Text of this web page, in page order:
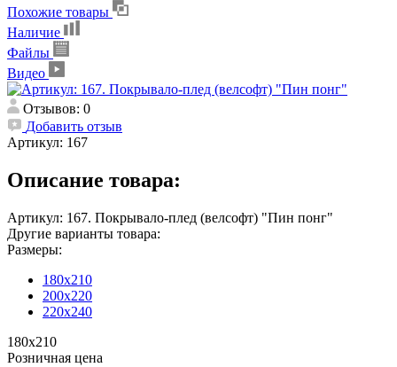
Похожие товары
Наличие
Файлы
Видео
Отзывов: 0
Добавить отзыв
Артикул: 167
Описание товара:
Артикул: 167. Покрывало-плед (велсофт) "Пин понг"
Другие варианты товара:
Размеры:
180х210
200х220
220х240
180х210
Розничная цена